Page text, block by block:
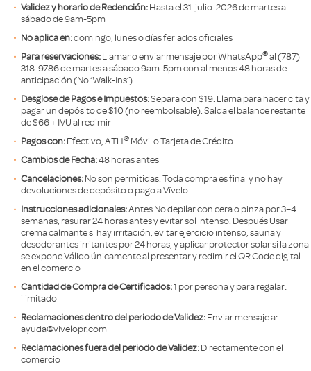
Validez y horario de Redención:Hasta el 31-julio-2026 de martes a
sábado de 9am-5pm
No aplica en:domingo, lunes o días feriados oficiales
Para reservaciones:Llamar o enviar mensaje por WhatsApp®al (787)
318-9786 de martes a sábado 9am-5pm con al menos 48 horas de
anticipación (No ‘Walk-Ins’)
Desglose de Pagos e Impuestos:Separa con $19. Llama para hacer cita y
pagar un depósito de $10 (no reembolsable). Salda el balance restante
de $66 + IVU al redimir
Pagos con:Efectivo, ATH® Móvil o Tarjeta de Crédito
Cambios de Fecha:48 horas antes
Cancelaciones:No son permitidas. Toda compra es final y no hay
devoluciones de depósito o pago a Vívelo
Instrucciones adicionales:Antes No depilar con cera o pinza por 3–4
semanas, rasurar 24 horas antes y evitar sol intenso. Después Usar
crema calmante si hay irritación, evitar ejercicio intenso, sauna y
desodorantes irritantes por 24 horas, y aplicar protector solar si la zona
se expone.Válido únicamente al presentar y redimir el QR Code digital
en el comercio
Cantidad de Compra de Certificados:1 por persona y para regalar:
ilimitado
Reclamaciones dentro del periodo de Validez:Enviar mensaje a:
ayuda@vivelopr.com
Reclamaciones fuera del periodo de Validez:Directamente con el
comercio